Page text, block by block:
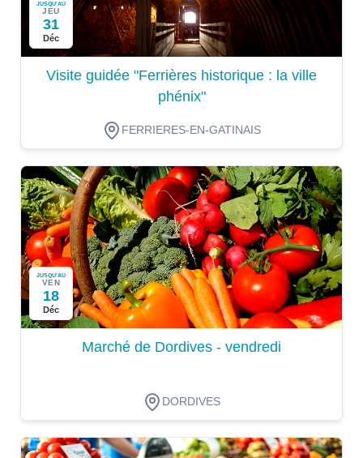
JUSQU'AU
JEU
31
Déc
Visite guidée "Ferrières historique : la ville
phénix"
FERRIERES-EN-GATINAIS
JUSQU'AU
VEN
18
Déc
Marché de Dordives - vendredi
DORDIVES